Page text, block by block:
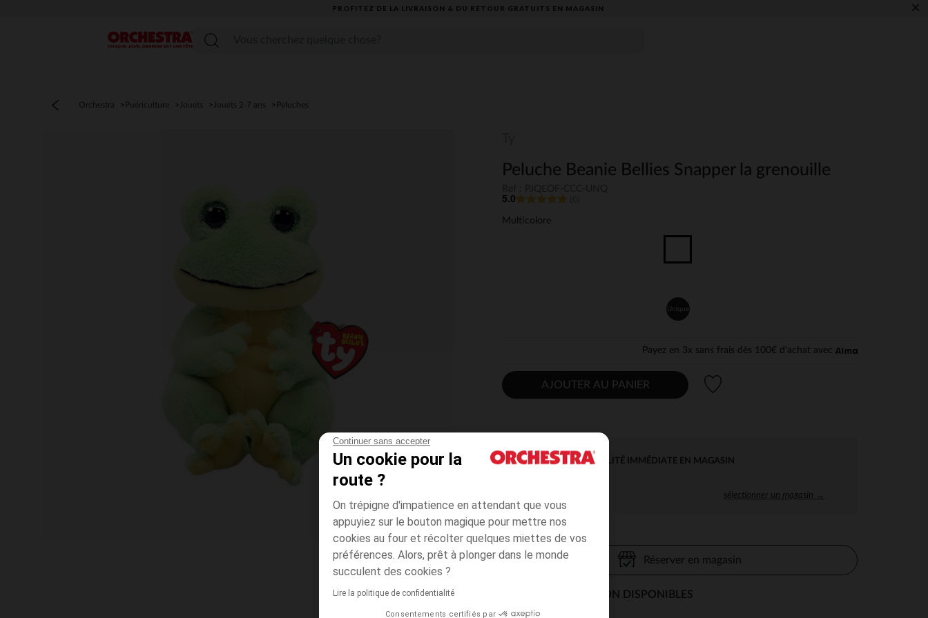
Continuer sans accepter
Un cookie pour la
route ?
On trépigne d'impatience en attendant que vous
appuyiez sur le bouton magique pour mettre nos
cookies au four et récolter quelques miettes de vos
préférences. Alors, prêt à plonger dans le monde
succulent des cookies ?
Lire la politique de confidentialité
Consentements certifiés par
PROFITEZ DE LA LIVRAISON & DU RETOUR GRATUITS EN MAGASIN​ ×
Menu
Orchestra Puériculture Jouets Jouets 2-7 ans Peluches
Peluche Beanie Bellies Snapper la grenouille
5.0
Multicolore
Unique
Payez en 3x sans frais dès 100€ d'achat avec
AJOUTER AU PANIER
DISPONIBILITÉ IMMÉDIATE EN MAGASIN
sélectionner un magasin →
Réserver en magasin
MODES DE LIVRAISON DISPONIBLES